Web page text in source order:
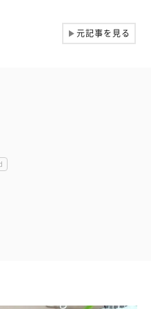
▶元記事を見る